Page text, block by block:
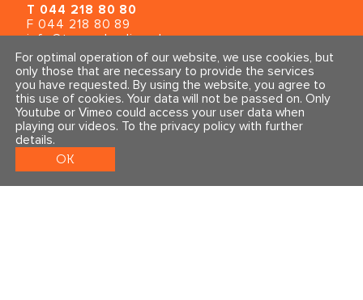
T 044 218 80 80
F 044 218 80 89
info@traumahealing.ch
info@polarity.se
Contact & Info
General Terms and Conditions
Imprint & Privacy Policy
Follow us
For optimal operation of our website, we use cookies, but
only those that are necessary to provide the services
you have requested. By using the website, you agree to
this use of cookies. Your data will not be passed on. Only
Youtube or Vimeo could access your user data when
playing our videos. To the privacy policy with further
details.
OK